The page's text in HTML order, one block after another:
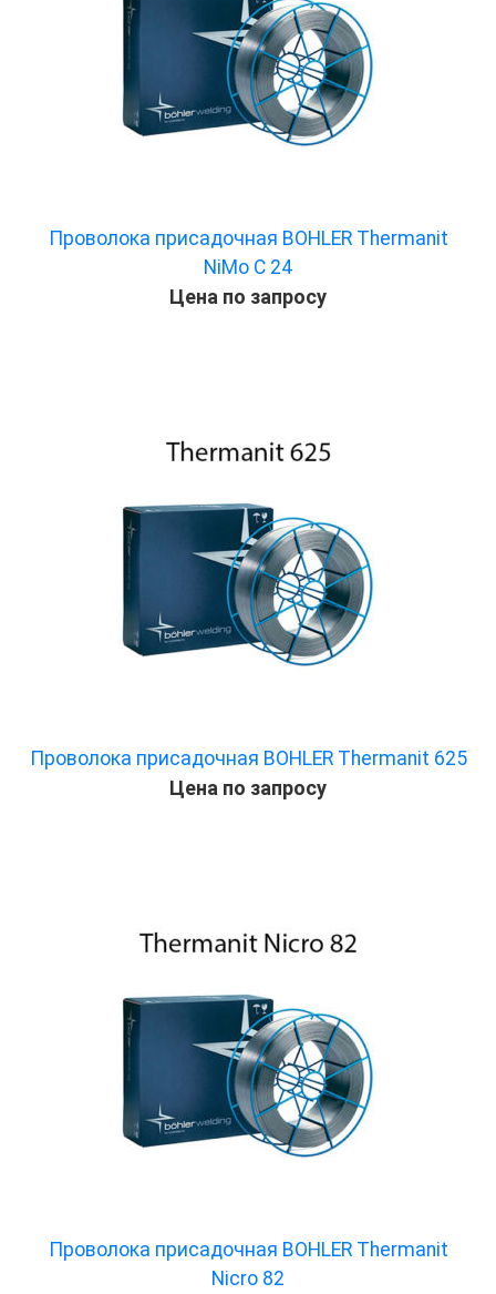
Проволока присадочная BOHLER Thermanit
NiMo C 24
Цена по запросу
Проволока присадочная BOHLER Thermanit 625
Цена по запросу
Проволока присадочная BOHLER Thermanit
Nicro 82